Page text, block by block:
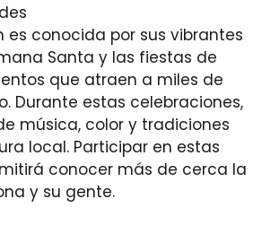
conocida por sus vibrantes
Santa y las fiestas de
que atraen a miles de
Durante estas celebraciones,
música, color y tradiciones
local. Participar en estas
conocer más de cerca la
y su gente.